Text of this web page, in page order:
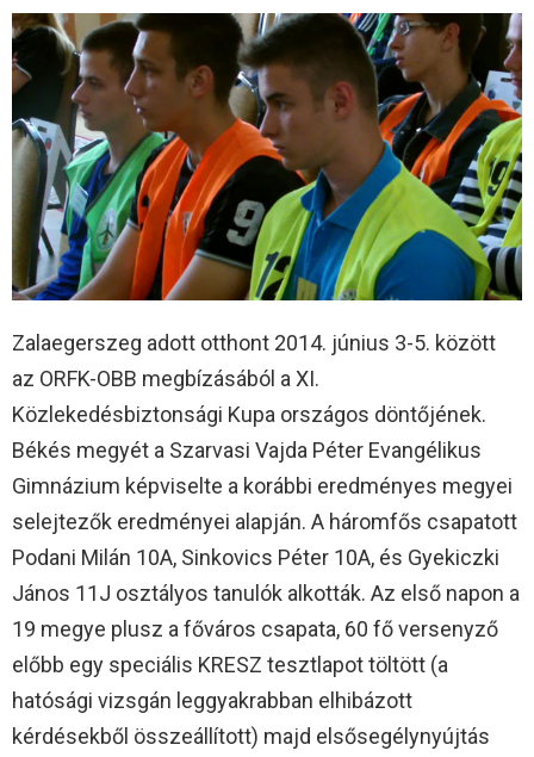
Zalaegerszeg adott otthont 2014. június 3-5. között
az ORFK-OBB megbízásából a XI.
Közlekedésbiztonsági Kupa országos döntőjének.
Békés megyét a Szarvasi Vajda Péter Evangélikus
Gimnázium képviselte a korábbi eredményes megyei
selejtezők eredményei alapján. A háromfős csapatott
Podani Milán 10A, Sinkovics Péter 10A, és Gyekiczki
János 11J osztályos tanulók alkották. Az első napon a
19 megye plusz a főváros csapata, 60 fő versenyző
előbb egy speciális KRESZ tesztlapot töltött (a
hatósági vizsgán leggyakrabban elhibázott
kérdésekből összeállított) majd elsősegélynyújtás